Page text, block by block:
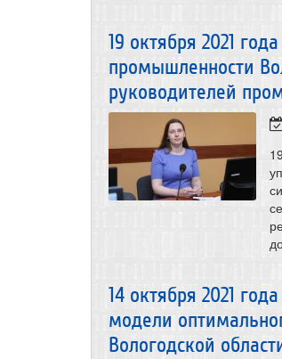
19 октября 2021
промышленности
руководителей
14 октября 2021
модели
Вологодской